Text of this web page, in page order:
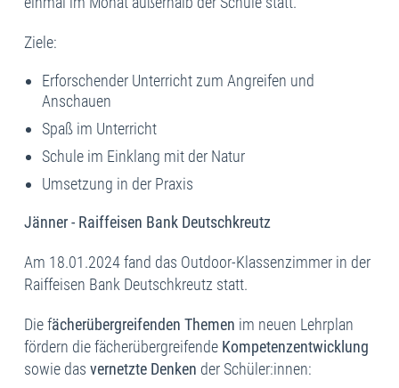
Ziele:
Erforschender Unterricht zum Angreifen und
Anschauen
Spaß im Unterricht
Schule im Einklang mit der Natur
Umsetzung in der Praxis
Jänner - Raiffeisen Bank Deutschkreutz
Am 18.01.2024 fand das Outdoor-Klassenzimmer in der
Raiffeisen Bank Deutschkreutz statt.
Die fächerübergreifenden Themen im neuen Lehrplan
fördern die fächerübergreifende Kompetenzentwicklung
sowie das vernetzte Denken der Schüler:innen: